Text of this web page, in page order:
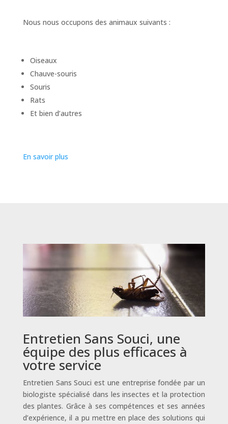
Nous nous occupons des animaux suivants :
Oiseaux
Chauve-souris
Souris
Rats
Et bien d’autres
En savoir plus
Entretien Sans Souci, une
équipe des plus efficaces à
votre service
Entretien Sans Souci est une entreprise fondée par un
biologiste spécialisé dans les insectes et la protection
des plantes. Grâce à ses compétences et ses années
d’expérience, il a pu mettre en place des solutions qui